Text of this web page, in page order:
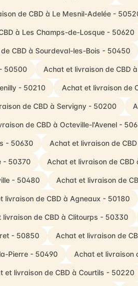
de CBD à Le Mesnil-Adelée -
à Les Champs-de-Losque - 50620
CBD à Sourdeval-les-Bois - 50450
50500 Achat et livraison de CBD
- 50210 Achat et livraison de
de CBD à Servigny - 50200
de CBD à Octeville-l'Avenel -
- 50630 Achat et livraison de
- 50370 Achat et livraison de
- 50480 Achat et livraison de
livraison de CBD à Agneaux - 50180
livraison de CBD à Clitourps - 50330
- 50850 Achat et livraison de
Pierre - 50490 Achat et livraison
et livraison de CBD à Courtils - 50220